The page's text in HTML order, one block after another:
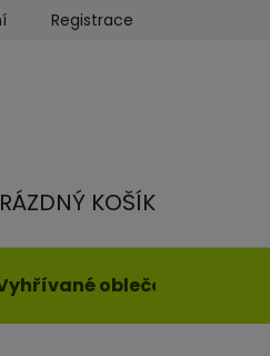
Registrace
KOŠÍK
oblečení